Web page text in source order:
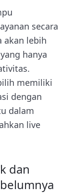
secara
akan lebih
hanya
memiliki
dengan
dalam
live
dan